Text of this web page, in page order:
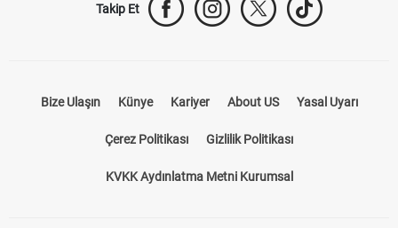
Takip Et
Bize Ulaşın Künye Kariyer About US Yasal Uyarı
Çerez Politikası Gizlilik Politikası
KVKK Aydınlatma Metni Kurumsal